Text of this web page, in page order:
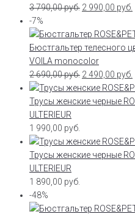
3 790,00руб. 2 990,00 руб.
-7%
Бюстгальтер телесного
VOILA monocolor
2 690,00руб. 2 490,00 руб.
Трусы женские черные
ULTERIEUR
1 990,00 руб.
Трусы женские черные
ULTERIEUR
1 890,00 руб.
-48%